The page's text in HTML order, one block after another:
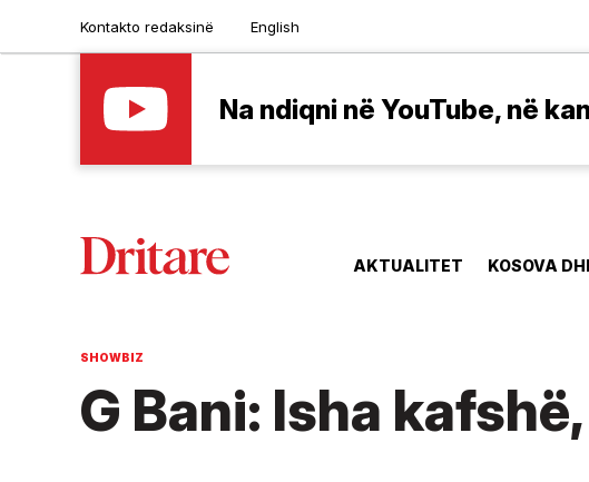
Kontakto redaksinë English
Na ndiqni në YouTube, në
AKTUALITET KOSOVA
SHOWBIZ
G Bani: Isha